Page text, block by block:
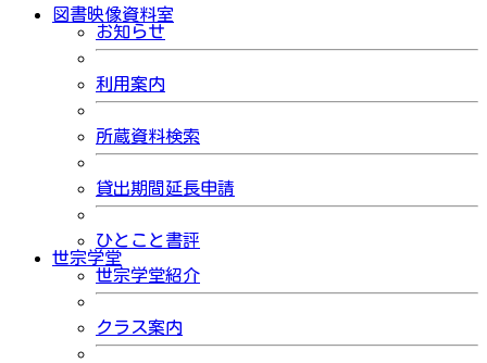
図書映像資料室
お知らせ
利用案内
所蔵資料検索
貸出期間延長申請
ひとこと書評
世宗学堂
世宗学堂紹介
クラス案内